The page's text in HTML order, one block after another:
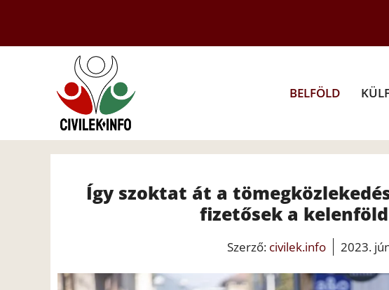
tartalomba
BELFÖLD
Így szoktat át a
fizetősek a
Szerző: civilek.info 2023.